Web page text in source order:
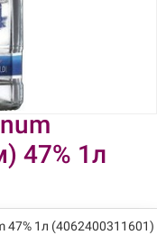
47% 1л
1л (4062400311601)